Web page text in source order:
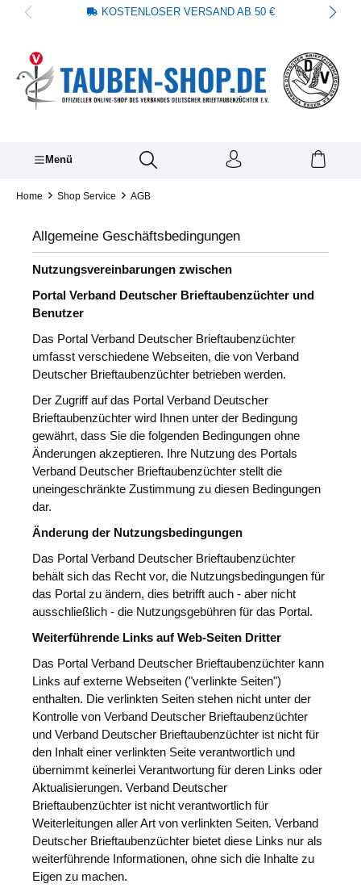
springen KOSTENLOSER VERSAND AB 50 €
Menü
Home Shop Service AGB
Allgemeine Geschäftsbedingungen
Nutzungsvereinbarungen zwischen
Portal Verband Deutscher Brieftaubenzüchter und
Benutzer
Das Portal Verband Deutscher Brieftaubenzüchter
umfasst verschiedene Webseiten, die von Verband
Deutscher Brieftaubenzüchter betrieben werden.
Der Zugriff auf das Portal Verband Deutscher
Brieftaubenzüchter wird Ihnen unter der Bedingung
gewährt, dass Sie die folgenden Bedingungen ohne
Änderungen akzeptieren. Ihre Nutzung des Portals
Verband Deutscher Brieftaubenzüchter stellt die
uneingeschränkte Zustimmung zu diesen Bedingungen
dar.
Änderung der Nutzungsbedingungen
Das Portal Verband Deutscher Brieftaubenzüchter
behält sich das Recht vor, die Nutzungsbedingungen für
das Portal zu ändern, dies betrifft auch - aber nicht
ausschließlich - die Nutzungsgebühren für das Portal.
Weiterführende Links auf Web-Seiten Dritter
Das Portal Verband Deutscher Brieftaubenzüchter kann
Links auf externe Webseiten ("verlinkte Seiten")
enthalten. Die verlinkten Seiten stehen nicht unter der
Kontrolle von Verband Deutscher Brieftaubenzüchter
und Verband Deutscher Brieftaubenzüchter ist nicht für
den Inhalt einer verlinkten Seite verantwortlich und
übernimmt keinerlei Verantwortung für deren Links oder
Aktualisierungen. Verband Deutscher
Brieftaubenzüchter ist nicht verantwortlich für
Weiterleitungen aller Art von verlinkten Seiten. Verband
Deutscher Brieftaubenzüchter bietet diese Links nur als
weiterführende Informationen, ohne sich die Inhalte zu
Eigen zu machen.